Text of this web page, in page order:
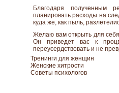
Благодаря полученным
планировать расходы на
куда же, как пыль,
Желаю вам открыть для
Он приведет вас к
переусердствовать и не
Тренинги для женщин
Женские хитрости
Советы психологов